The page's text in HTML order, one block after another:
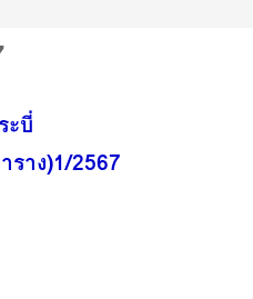
ะบี่
าง)1/2567